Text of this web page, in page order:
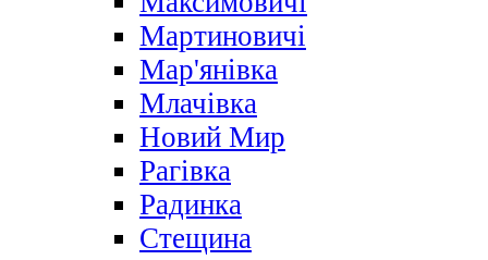
Мартиновичі
Мар'янівка
Млачівка
Новий Мир
Рагівка
Радинка
Стещина